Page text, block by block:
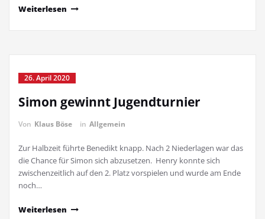
Weiterlesen
26. April 2020
Simon gewinnt Jugendturnier
Von Klaus Böse in Allgemein
Zur Halbzeit führte Benedikt knapp. Nach 2 Niederlagen war das
die Chance für Simon sich abzusetzen. Henry konnte sich
zwischenzeitlich auf den 2. Platz vorspielen und wurde am Ende
noch…
Weiterlesen